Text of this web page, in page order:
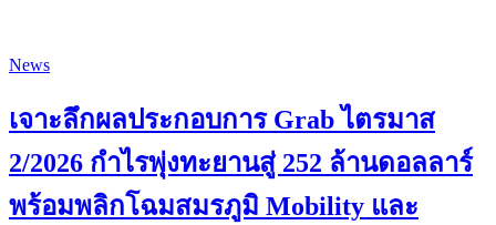
News
เจาะลึกผลประกอบการ Grab ไตรมาส
2/2026 กำไรพุ่งทะยานสู่ 252 ล้านดอลลาร์
พร้อมพลิกโฉมสมรภูมิ Mobility และ